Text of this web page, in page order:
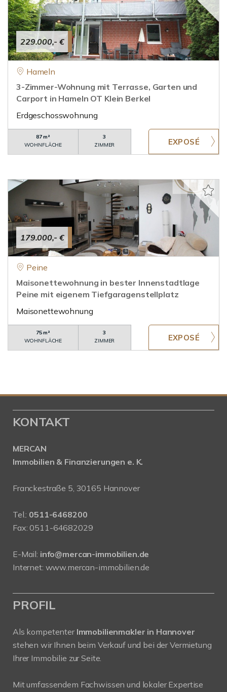
229.000,- €
Hameln
3-Zimmer-Wohnung mit Terrasse, Garten und
Carport in Hameln OT Klein Berkel
Erdgeschosswohnung
87 m²
WOHNFLÄCHE
3
ZIMMER
179.000,- €
Peine
Maisonettewohnung in bester Innenstadtlage
Peine mit eigenem Tiefgaragenstellplatz
Maisonettewohnung
75 m²
WOHNFLÄCHE
3
ZIMMER
KONTAKT
MERCAN
Immobilien & Finanzierungen e. K.
Franckestraße 5, 30165 Hannover
Tel.: 0511-6468200
Fax: 0511-64682029
E-Mail: info@mercan-immobilien.de
Internet: www.mercan-immobilien.de
PROFIL
Als kompetenter Immobilienmakler in Hannover
stehen wir Ihnen beim Verkauf und bei der Vermietung
Ihrer Immobilie zur Seite.
Mit umfassendem Fachwissen und lokaler Expertise